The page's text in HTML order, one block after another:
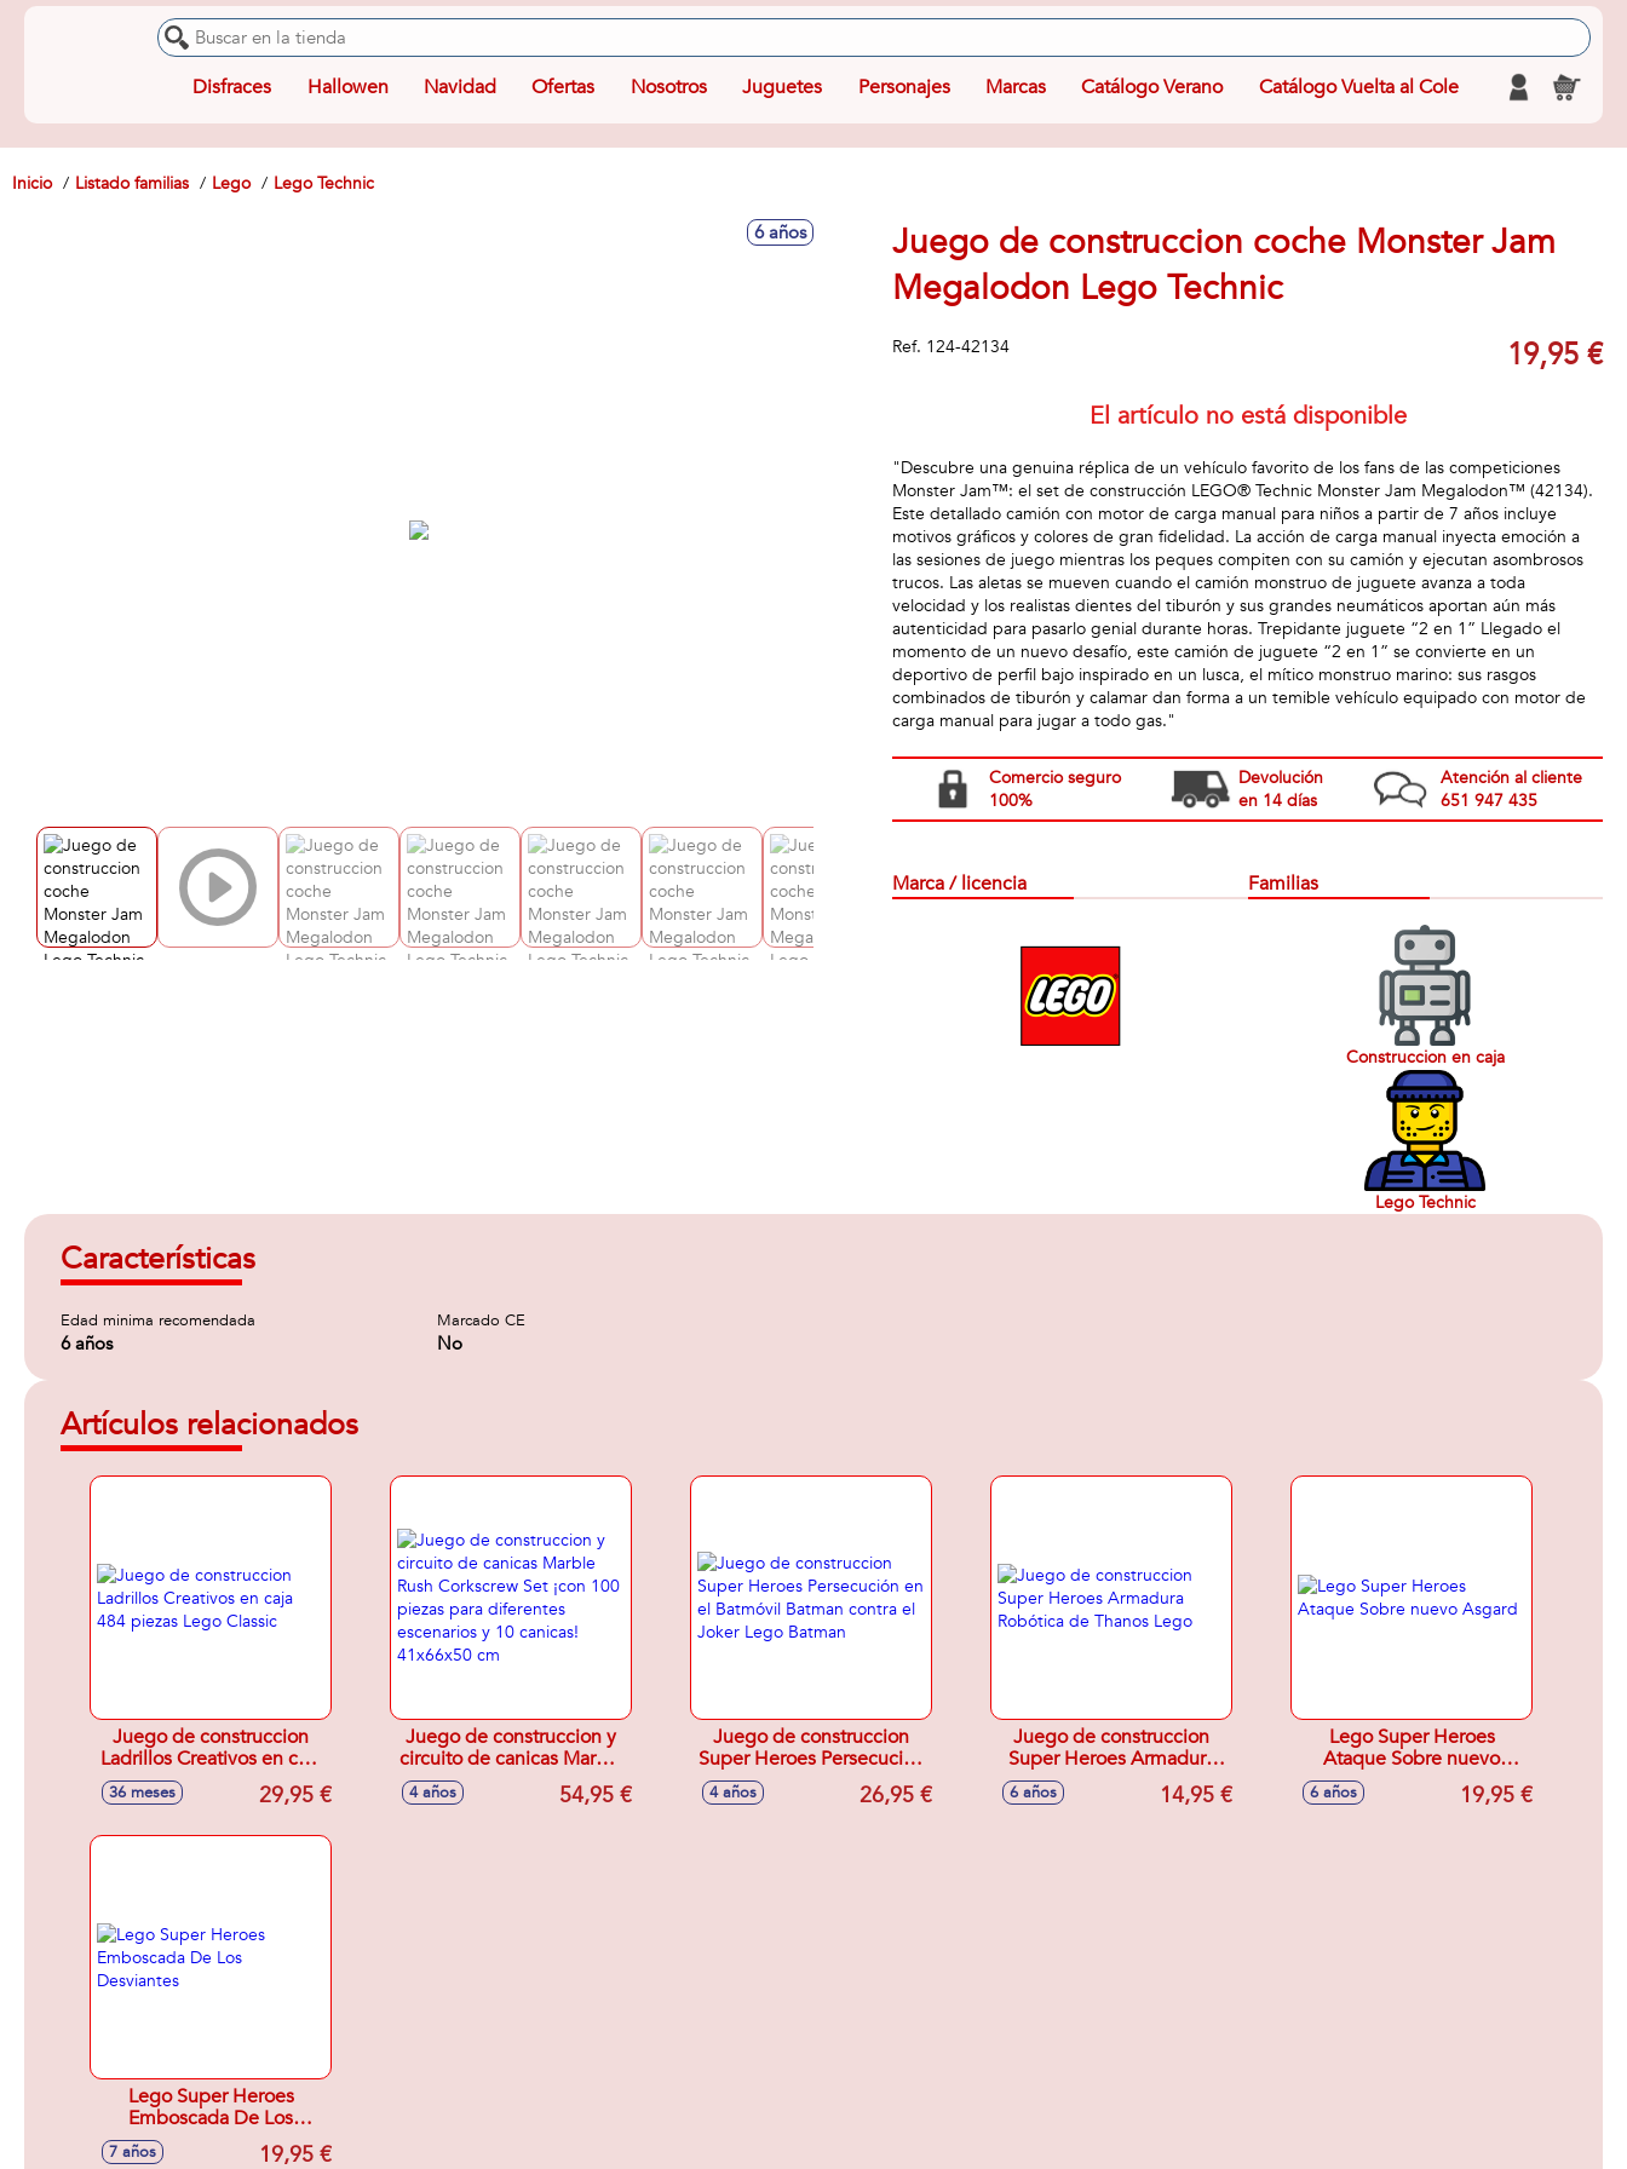
Disfraces Hallowen Navidad Ofertas Nosotros Juguetes Personajes Marcas Catálogo Verano Catálogo Vuelta al Cole
Inicio Listado familias Lego Lego Technic
6 años
Juego de construccion coche Monster Jam
Megalodon Lego Technic
Ref. 124-42134 19,95 €
El artículo no está disponible
"Descubre una genuina réplica de un vehículo favorito de los fans de las competiciones
Monster Jam™: el set de construcción LEGO® Technic Monster Jam Megalodon™ (42134).
Este detallado camión con motor de carga manual para niños a partir de 7 años incluye
motivos gráficos y colores de gran fidelidad. La acción de carga manual inyecta emoción a
las sesiones de juego mientras los peques compiten con su camión y ejecutan asombrosos
trucos. Las aletas se mueven cuando el camión monstruo de juguete avanza a toda
velocidad y los realistas dientes del tiburón y sus grandes neumáticos aportan aún más
autenticidad para pasarlo genial durante horas. Trepidante juguete “2 en 1” Llegado el
momento de un nuevo desafío, este camión de juguete “2 en 1” se convierte en un
deportivo de perfil bajo inspirado en un lusca, el mítico monstruo marino: sus rasgos
combinados de tiburón y calamar dan forma a un temible vehículo equipado con motor de
carga manual para jugar a todo gas."
Comercio seguro
100%
Devolución
en 14 días
Atención al cliente
651 947 435
Marca / licencia Familias
Construccion en caja
Lego Technic
Características
Edad minima recomendada
6 años
Marcado CE
No
Artículos relacionados
Juego de construccion
Ladrillos Creativos en caja
484 piezas Lego Classic
36 meses 29,95 €
Juego de construccion y
circuito de canicas Marble
Rush Corkscrew Set ¡con
100 piezas para diferentes
4 años 54,95 €
Juego de construccion
Super Heroes Persecución
en el Batmóvil Batman
contra el Joker Lego
4 años 26,95 €
Juego de construccion
Super Heroes Armadura
Robótica de Thanos Lego
6 años 14,95 €
Lego Super Heroes
Ataque Sobre nuevo
6 años 19,95 €
Lego Super Heroes
Emboscada De Los
7 años 19,95 €